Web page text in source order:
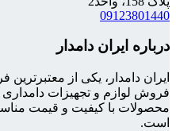
09123801440
درباره ایران دامدار
ایران دامدار، یکی از معتبرترین
فروش لوازم و تجهیزات
محصولات با کیفیت و قیمت
است.